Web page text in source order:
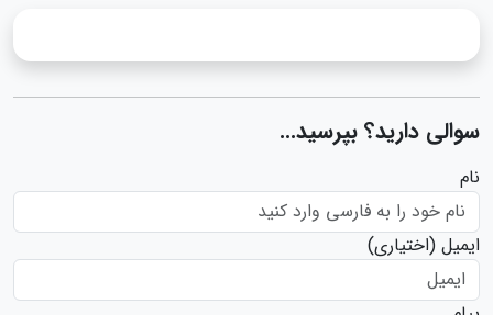
سوالی دارید؟ بپرسید...
نام
ایمیل (اختیاری)